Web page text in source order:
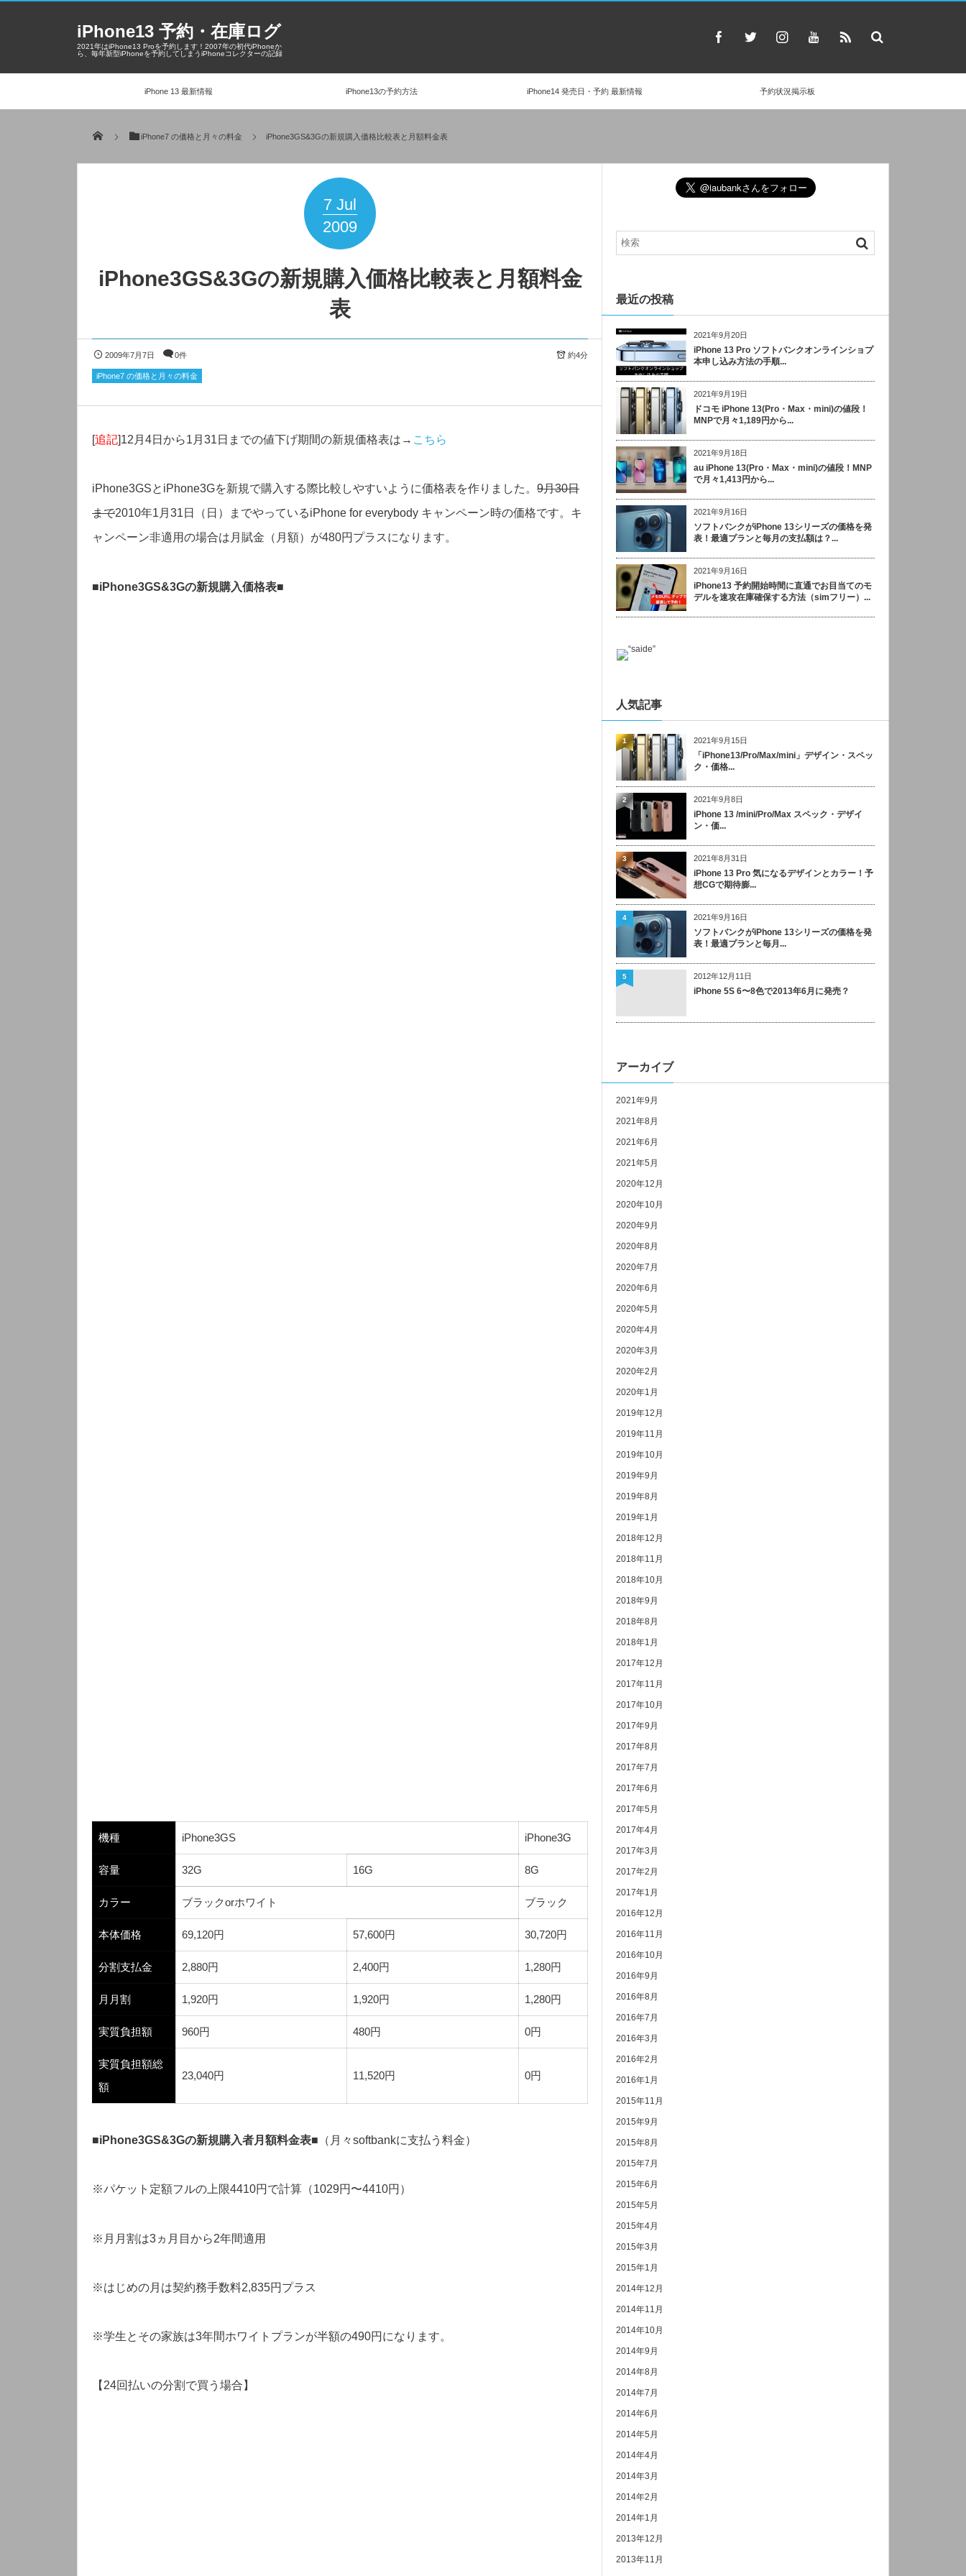
iPhone13 予約・在庫ログ
2021年はiPhone13 Proを予約します！2007年の初代iPhoneか
ら、毎年新型iPhoneを予約してしまうiPhoneコレクターの記録
iPhone 13 最新情報 iPhone13の予約方法 iPhone14 発売日・予約 最新情報 予約状況掲示板
iPhone7 の価格と月々の料金 iPhone3GS&3Gの新規購入価格比較表と月額料金表
7 Jul
2009
iPhone3GS&3Gの新規購入価格比較表と月額料金
表
2009年7月7日 0件 約4分
iPhone7 の価格と月々の料金
[追記]12月4日から1月31日までの値下げ期間の新規価格表は→ こちら
iPhone3GSとiPhone3Gを新規で購入する際比較しやすいように価格表を作りました。 9月30日
まで2010年1月31日（日）までやっているiPhone for everybody キャンペーン時の価格です。キ
ャンペーン非適用の場合は月賦金（月額）が480円プラスになります。
■iPhone3GS&3Gの新規購入価格表■
機種 iPhone3GS iPhone3G
容量 32G 16G 8G
カラー ブラックorホワイト ブラック
本体価格 69,120円 57,600円 30,720円
分割支払金 2,880円 2,400円 1,280円
月月割 1,920円 1,920円 1,280円
実質負担額 960円 480円 0円
実質負担額総
額
23,040円 11,520円 0円
■iPhone3GS&3Gの新規購入者月額料金表■（月々softbankに支払う料金）
※パケット定額フルの上限4410円で計算（1029円〜4410円）
※月月割は3ヵ月目から2年間適用
※はじめの月は契約務手数料2,835円プラス
※学生とその家族は3年間ホワイトプランが半額の490円になります。
【24回払いの分割で買う場合】
最近の投稿
2021年9月20日
iPhone 13 Pro ソフトバンクオンラインショプ
本申し込み方法の手順...
2021年9月19日
ドコモ iPhone 13(Pro・Max・mini)の値段！
MNPで月々1,189円から...
2021年9月18日
au iPhone 13(Pro・Max・mini)の値段！MNP
で月々1,413円から...
2021年9月16日
ソフトバンクがiPhone 13シリーズの価格を発
表！最適プランと毎月の支払額は？...
2021年9月16日
iPhone13 予約開始時間に直通でお目当てのモ
デルを速攻在庫確保する方法（simフリー）...
人気記事
2021年9月15日
「iPhone13/Pro/Max/mini」デザイン・スペッ
ク・価格...
1
2021年9月8日
iPhone 13 /mini/Pro/Max スペック・デザイ
ン・価...
2
2021年8月31日
iPhone 13 Pro 気になるデザインとカラー！予
想CGで期待膨...
3
2021年9月16日
ソフトバンクがiPhone 13シリーズの価格を発
表！最適プランと毎月...
4
2012年12月11日
iPhone 5S 6〜8色で2013年6月に発売？
5
アーカイブ
2021年9月
2021年8月
2021年6月
2021年5月
2020年12月
2020年10月
2020年9月
2020年8月
2020年7月
2020年6月
2020年5月
2020年4月
2020年3月
2020年2月
2020年1月
2019年12月
2019年11月
2019年10月
2019年9月
2019年8月
2019年1月
2018年12月
2018年11月
2018年10月
2018年9月
2018年8月
2018年1月
2017年12月
2017年11月
2017年10月
2017年9月
2017年8月
2017年7月
2017年6月
2017年5月
2017年4月
2017年3月
2017年2月
2017年1月
2016年12月
2016年11月
2016年10月
2016年9月
2016年8月
2016年7月
2016年3月
2016年2月
2016年1月
2015年11月
2015年9月
2015年8月
2015年7月
2015年6月
2015年5月
2015年4月
2015年3月
2015年1月
2014年12月
2014年11月
2014年10月
2014年9月
2014年8月
2014年7月
2014年6月
2014年5月
2014年4月
2014年3月
2014年2月
2014年1月
2013年12月
2013年11月